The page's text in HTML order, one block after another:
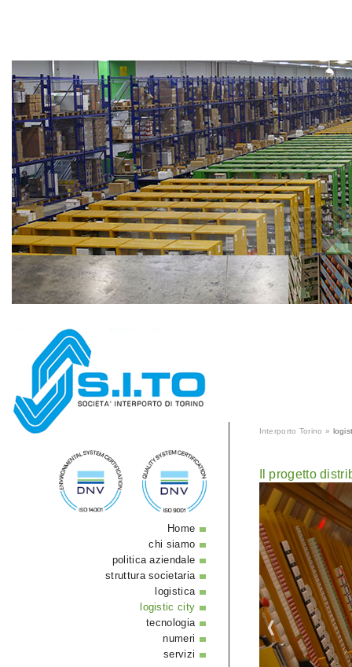
Home
chi siamo
politica aziendale
struttura societaria
logistica
logistic city
tecnologia
numeri
servizi
Interporto Torino »
Il progetto